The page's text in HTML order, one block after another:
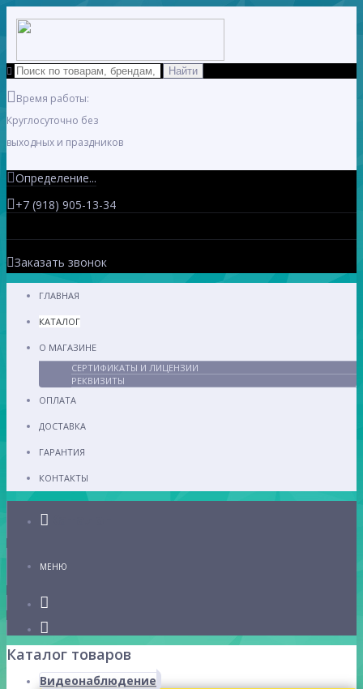
Время работы:
Круглосуточно без
выходных и праздников
Определение...
+7 (918) 905-13-34
Заказать звонок
ГЛАВНАЯ
КАТАЛОГ
О МАГАЗИНЕ
СЕРТИФИКАТЫ И ЛИЦЕНЗИИ
РЕКВИЗИТЫ
ОПЛАТА
ДОСТАВКА
ГАРАНТИЯ
КОНТАКТЫ
МЕНЮ
Каталог товаров
Видеонаблюдение